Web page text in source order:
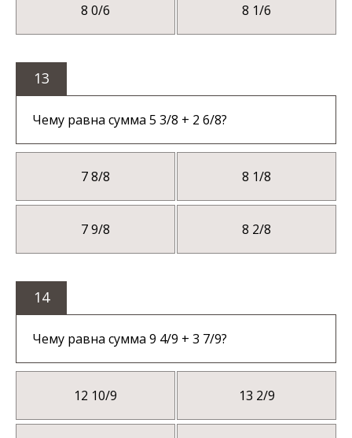
8 0/6 8 1/6
13
Чему равна сумма 5 3/8 + 2 6/8?
7 8/8 8 1/8
7 9/8 8 2/8
14
Чему равна сумма 9 4/9 + 3 7/9?
12 10/9 13 2/9